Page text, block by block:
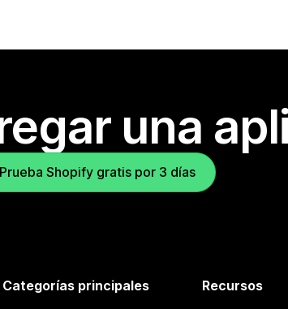
una
Prueba Shopify gratis por 3 días
Categorías principales Recursos